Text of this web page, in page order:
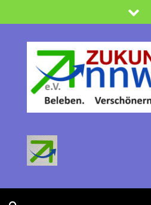
to
content
Zukunft